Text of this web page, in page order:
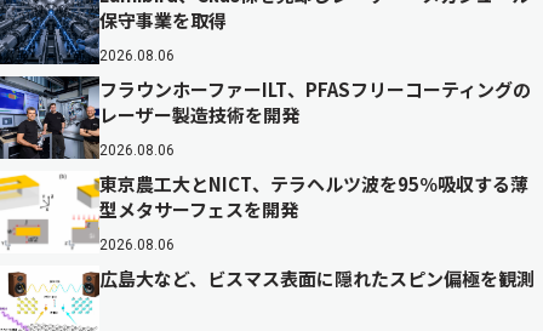
保守事業を取得
2026.08.06
フラウンホーファーILT、PFASフリーコーティングの
レーザー製造技術を開発
2026.08.06
東京農工大とNICT、テラヘルツ波を95％吸収する薄
型メタサーフェスを開発
2026.08.06
広島大など、ビスマス表面に隠れたスピン偏極を観測